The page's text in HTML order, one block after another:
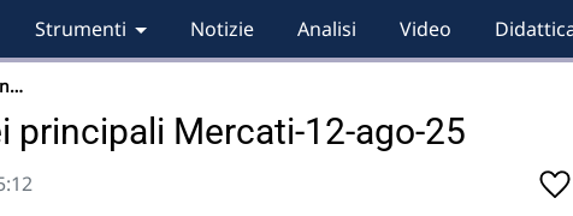
Strumenti Notizie Analisi Video
principali Mercati-12-ago-25